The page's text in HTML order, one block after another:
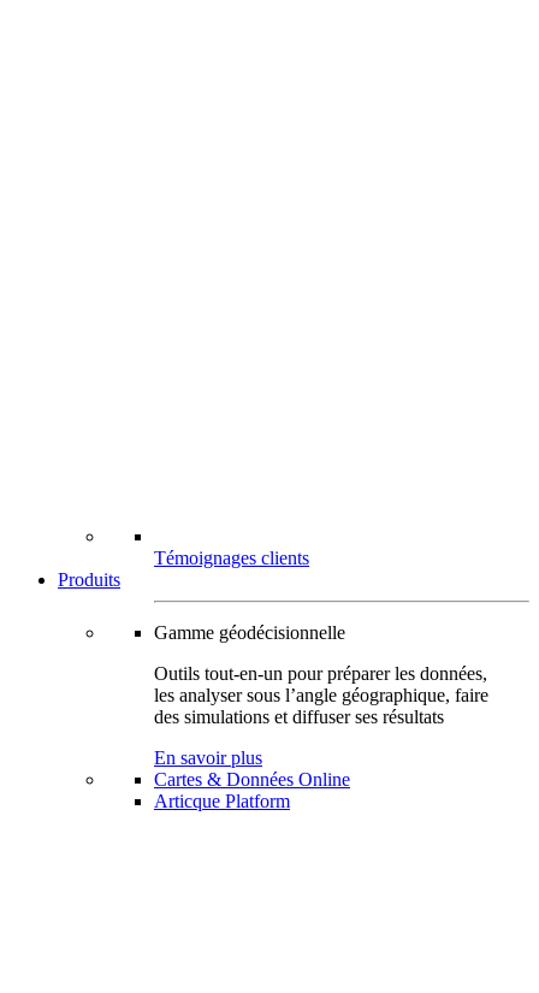
Témoignages clients
Produits
Gamme géodécisionnelle
Outils tout-en-un pour préparer les données,
les analyser sous l’angle géographique, faire
des simulations et diffuser ses résultats
En savoir plus
Cartes & Données Online
Articque Platform